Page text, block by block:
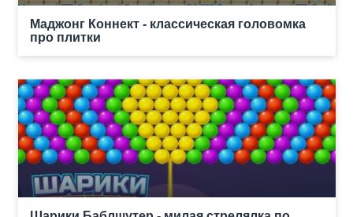
Маджонг Коннект - классическая головомка
про плитки